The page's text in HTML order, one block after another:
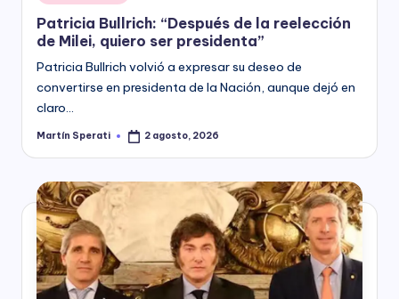
in
Patricia Bullrich: “Después de la reelección
de Milei, quiero ser presidenta”
Patricia Bullrich volvió a expresar su deseo de
convertirse en presidenta de la Nación, aunque dejó en
claro…
Posted
Martín Sperati 2 agosto, 2026